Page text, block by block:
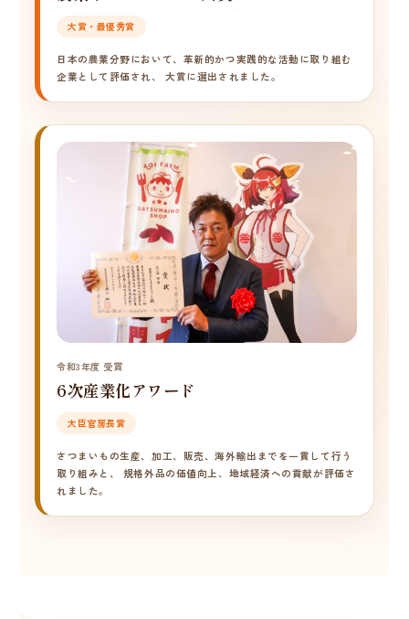
大賞・最優秀賞
日本の農業分野において、革新的かつ実践的な活動に取り組む
企業として評価され、 大賞に選出されました。
令和3年度 受賞
6次産業化アワード
大臣官房長賞
さつまいもの生産、加工、販売、海外輸出までを一貫して行う
取り組みと、 規格外品の価値向上、地域経済への貢献が評価さ
れました。